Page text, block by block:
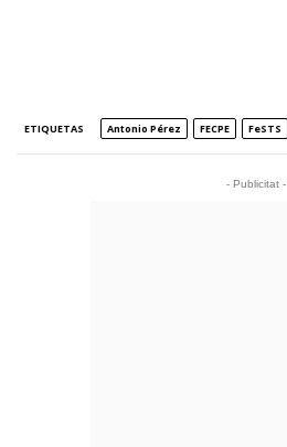
ETIQUETAS Antonio Pérez FECPE FeSTS
- Publicitat -